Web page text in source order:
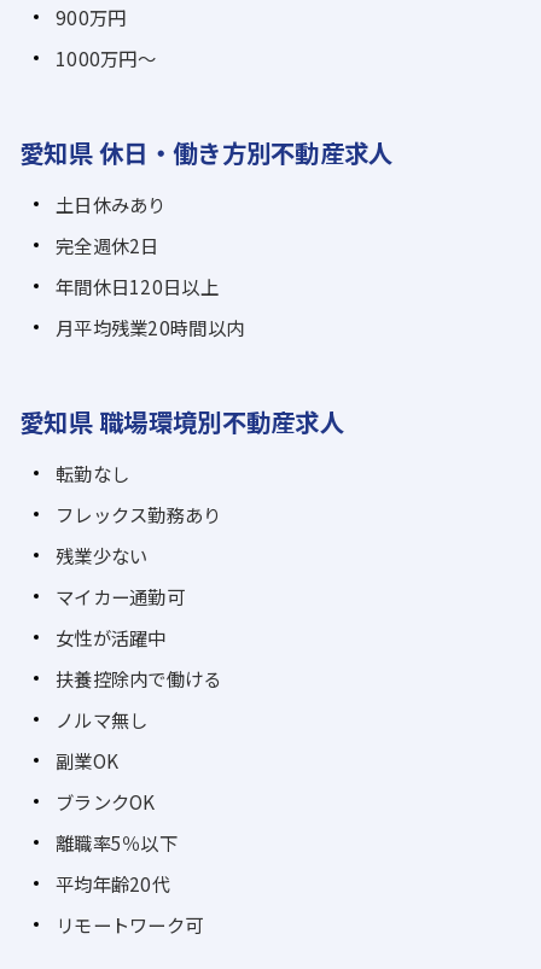
900万円
1000万円～
愛知県 休日・働き方別不動産求人
土日休みあり
完全週休2日
年間休日120日以上
月平均残業20時間以内
愛知県 職場環境別不動産求人
転勤なし
フレックス勤務あり
残業少ない
マイカー通勤可
女性が活躍中
扶養控除内で働ける
ノルマ無し
副業OK
ブランクOK
離職率5％以下
平均年齢20代
リモートワーク可